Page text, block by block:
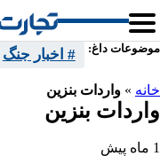
موضوعات داغ: # اخبار جنگ
خانه » واردات بنزین
واردات بنزین
1 ماه پیش